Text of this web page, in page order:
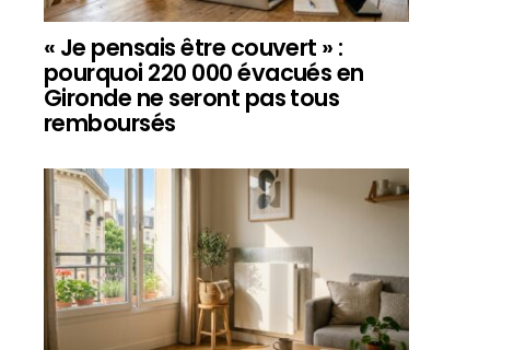
« Je pensais être couvert » :
pourquoi 220 000 évacués en
Gironde ne seront pas tous
remboursés